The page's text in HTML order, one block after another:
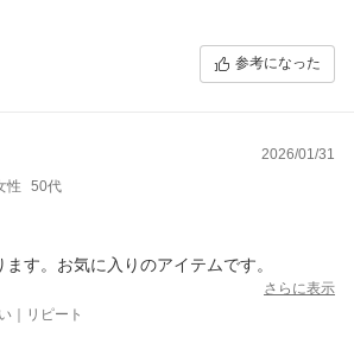
参考になった
2026/01/31
性 50代
す。お気に入りのアイテムです。
さらに表示
｜リピート